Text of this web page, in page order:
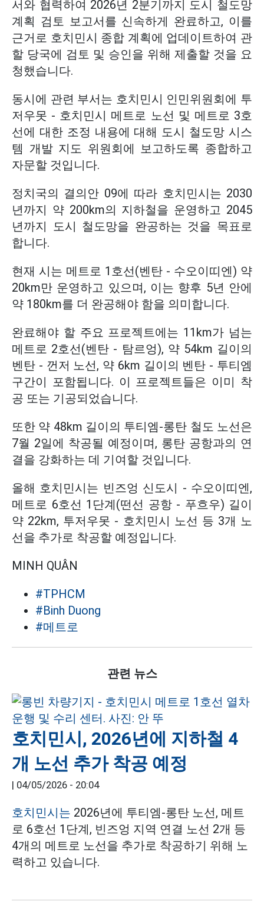
서와 협력하여 2026년 2분기까지 도시 철도망
계획 검토 보고서를 신속하게 완료하고, 이를
근거로 호치민시 종합 계획에 업데이트하여 관
할 당국에 검토 및 승인을 위해 제출할 것을 요
청했습니다.
동시에 관련 부서는 호치민시 인민위원회에 투
저우못 - 호치민시 메트로 노선 및 메트로 3호
선에 대한 조정 내용에 대해 도시 철도망 시스
템 개발 지도 위원회에 보고하도록 종합하고
자문할 것입니다.
정치국의 결의안 09에 따라 호치민시는 2030
년까지 약 200km의 지하철을 운영하고 2045
년까지 도시 철도망을 완공하는 것을 목표로
합니다.
현재 시는 메트로 1호선(벤탄 - 수오이띠엔) 약
20km만 운영하고 있으며, 이는 향후 5년 안에
약 180km를 더 완공해야 함을 의미합니다.
완료해야 할 주요 프로젝트에는 11km가 넘는
메트로 2호선(벤탄 - 탐르엉), 약 54km 길이의
벤탄 - 껀저 노선, 약 6km 길이의 벤탄 - 투티엠
구간이 포함됩니다. 이 프로젝트들은 이미 착
공 또는 기공되었습니다.
또한 약 48km 길이의 투티엠-롱탄 철도 노선은
7월 2일에 착공될 예정이며, 롱탄 공항과의 연
결을 강화하는 데 기여할 것입니다.
올해 호치민시는 빈즈엉 신도시 - 수오이띠엔,
메트로 6호선 1단계(떤선 공항 - 푸흐우) 길이
약 22km, 투저우못 - 호치민시 노선 등 3개 노
선을 추가로 착공할 예정입니다.
MINH QUÂN
#TPHCM
#Binh Duong
#메트로
관련 뉴스
호치민시, 2026년에 지하철 4
개 노선 추가 착공 예정
| 04/05/2026 - 20:04
호치민시는 2026년에 투티엠-롱탄 노선, 메트
로 6호선 1단계, 빈즈엉 지역 연결 노선 2개 등
4개의 메트로 노선을 추가로 착공하기 위해 노
력하고 있습니다.